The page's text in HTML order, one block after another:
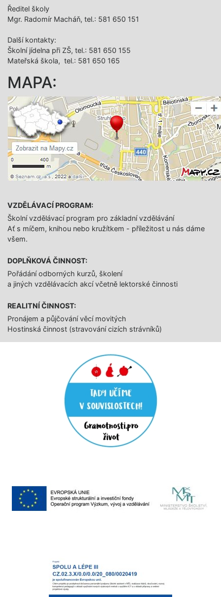
Ředitel školy
Mgr. Radomír Macháň, tel.: 581 650 151
Další­ kontakty:
Školní jídelna při ZŠ, tel.: 581 650 155
Mateřská škola, tel.: 581 650 165
MAPA:
VZDĚLÁVACÍ PROGRAM:
Školní vzdělávací program pro základní vzdělávání
Ať s míčem, knihou nebo kružítkem - příležitost u nás dáme
všem.
DOPLŇKOVÁ ČINNOST:
Pořádání odborných kurzů, školení
a jiných vzdělávacích akcí včetně lektorské činnosti
REALITNÍ ČINNOST:
Pronájem a půjčování věcí movitých
Hostinská činnost (stravování cizích strávníků)